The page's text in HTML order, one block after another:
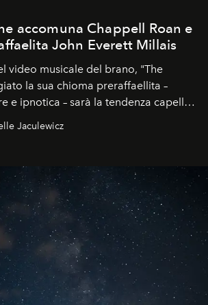
accomuna Chappell Roan e
John Everett Millais
video musicale del brano, "The
la sua chioma preraffaellita –
e ipnotica – sarà la tendenza capelli
Jaculewicz